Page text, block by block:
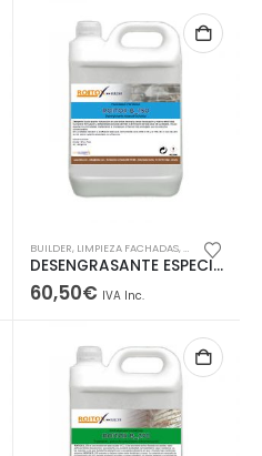
BUILDER, LIMPIEZA FACHADAS,PINTADAS
DESENGRASANTE ESPECIAL PARA FACHADAS
60,50€ IVA Inc.